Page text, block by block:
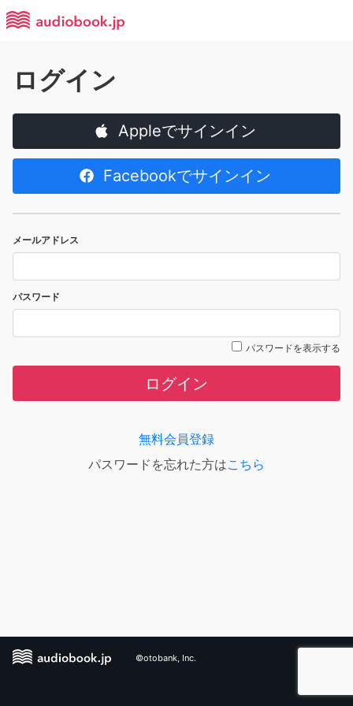
ログイン
Appleでサインイン
Facebookでサインイン
メールアドレス
パスワード
パスワードを表示する
ログイン
無料会員登録
パスワードを忘れた方はこちら
©otobank, Inc.